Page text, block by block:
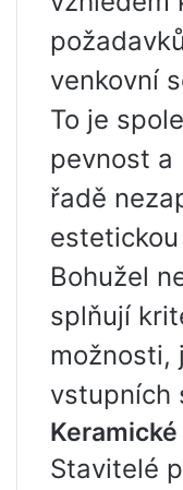
venkovní
To je
pevnost a
řadě
Bohužel
splňují
možnosti,
vstupních
Stavitelé